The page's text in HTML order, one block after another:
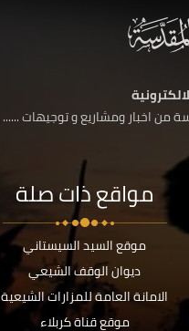
من اخبار ومشاريع و توجيهات ......
مواقع ذات صلة
موقع السيد السيستاني
ديوان الوقف الشيعي
الامانة العامة للمزارات الشيعية
موقع قناة كربلاء